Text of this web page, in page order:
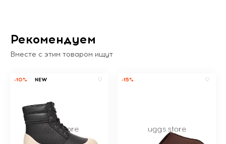
Рекомендуем
Вместе с этим товаром ищут
-10% NEW -15%